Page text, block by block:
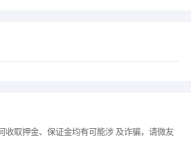
收取押金、保证金均有可能涉 及诈骗，请微友